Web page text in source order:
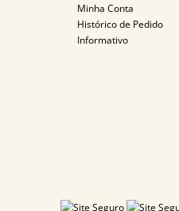
Minha Conta
Histórico de Pedido
Informativo